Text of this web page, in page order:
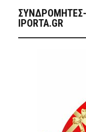
IPORTA.GR